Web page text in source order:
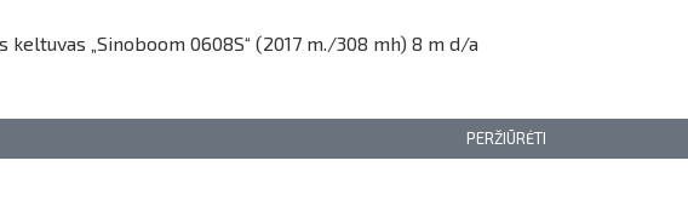
keltuvas „Sinoboom 0608S“ (2017 m./308 mh) 8 m d/a
PERŽIŪRĖTI